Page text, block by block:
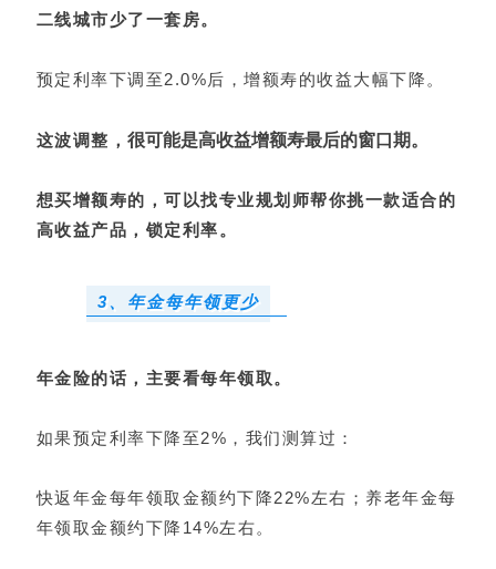
二线城市少了一套房。
预定利率下调至2.0%后，增额寿的收益大幅下降。
这波调整，很可能是高收益增额寿最后的窗口期。
想买增额寿的，可以找专业规划师帮你挑一款适合的
高收益产品，锁定利率。
3、年金每年领更少
年金险的话，主要看每年领取。
如果预定利率下降至2%，我们测算过：
快返年金每年领取金额约下降22%左右；养老年金每
年领取金额约下降14%左右。